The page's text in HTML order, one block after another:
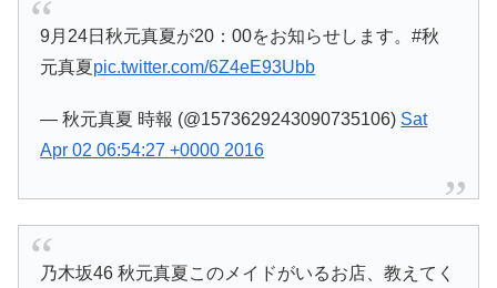
9月24日秋元真夏が20：00をお知らせします。#秋
元真夏pic.twitter.com/6Z4eE93Ubb
— 秋元真夏 時報 (@1573629243090735106) Sat
Apr 02 06:54:27 +0000 2016
乃木坂46 秋元真夏このメイドがいるお店、教えてく